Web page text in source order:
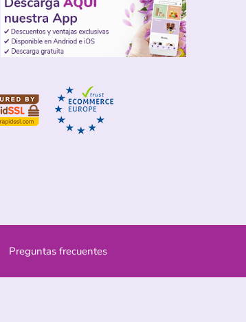
Preguntas frecuentes